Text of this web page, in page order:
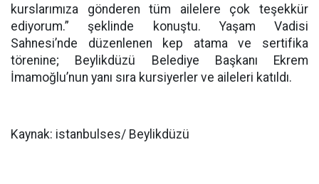
kurslarımıza gönderen tüm ailelere çok teşekkür
ediyorum.” şeklinde konuştu. Yaşam Vadisi
Sahnesi’nde düzenlenen kep atama ve sertifika
törenine; Beylikdüzü Belediye Başkanı Ekrem
İmamoğlu’nun yanı sıra kursiyerler ve aileleri katıldı.
Kaynak: istanbulses/ Beylikdüzü